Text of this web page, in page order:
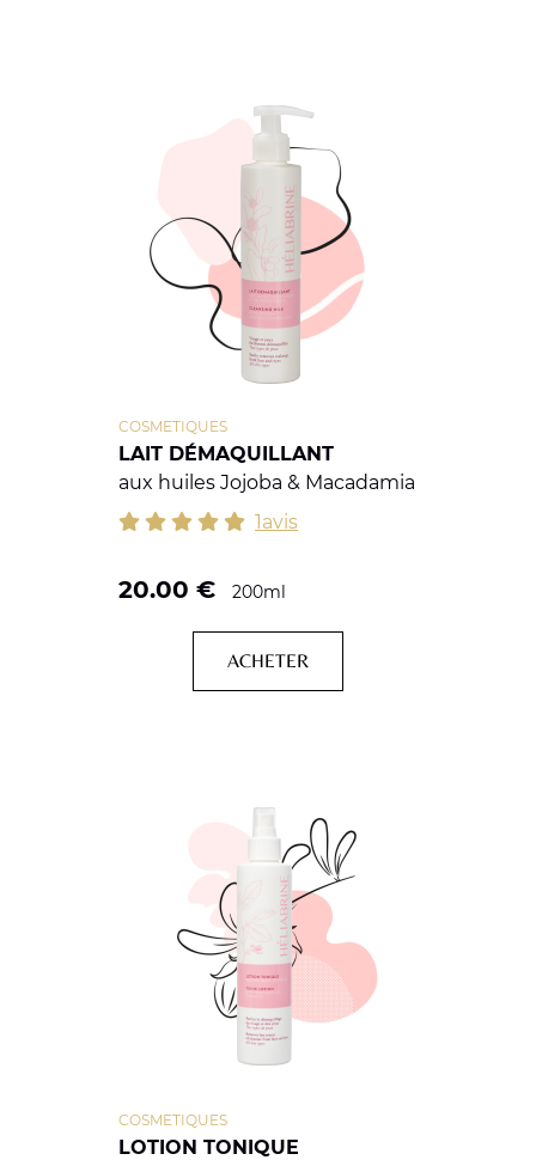
LAIT DÉMAQUILLANT
COSMETIQUES
aux huiles Jojoba & Macadamia
1avis
20.00 € 200ml
ACHETER
LOTION TONIQUE
COSMETIQUES